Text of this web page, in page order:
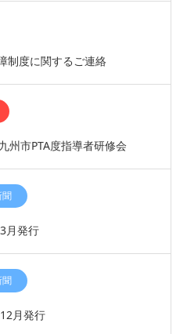
制度に関するご連絡
州市PTA度指導者研修会
聞
月発行
聞
月発行